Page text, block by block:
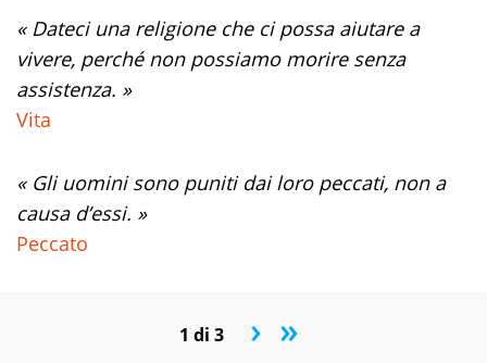
« Dateci una religione che ci possa aiutare a
vivere, perché non possiamo morire senza
assistenza. »
Vita
« Gli uomini sono puniti dai loro peccati, non a
causa d’essi. »
Peccato
1 di 3 › »